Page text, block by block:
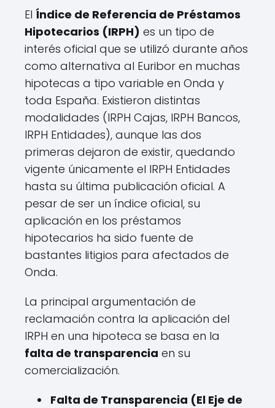
El Índice de Referencia de Préstamos
Hipotecarios (IRPH) es un tipo de
interés oficial que se utilizó durante años
como alternativa al Euribor en muchas
hipotecas a tipo variable en Onda y
toda España. Existieron distintas
modalidades (IRPH Cajas, IRPH Bancos,
IRPH Entidades), aunque las dos
primeras dejaron de existir, quedando
vigente únicamente el IRPH Entidades
hasta su última publicación oficial. A
pesar de ser un índice oficial, su
aplicación en los préstamos
hipotecarios ha sido fuente de
bastantes litigios para afectados de
Onda.
La principal argumentación de
reclamación contra la aplicación del
IRPH en una hipoteca se basa en la
falta de transparencia en su
comercialización.
Falta de Transparencia (El Eje de